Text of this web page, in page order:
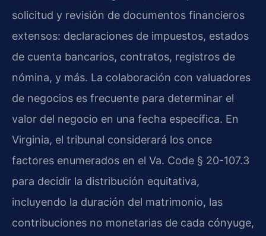
solicitud y revisión de documentos financieros
extensos: declaraciones de impuestos, estados
de cuenta bancarios, contratos, registros de
nómina, y más. La colaboración con valuadores
de negocios es frecuente para determinar el
valor del negocio en una fecha específica. En
Virginia, el tribunal considerará los once
factores enumerados en el Va. Code § 20-107.3
para decidir la distribución equitativa,
incluyendo la duración del matrimonio, las
contribuciones no monetarias de cada cónyuge,